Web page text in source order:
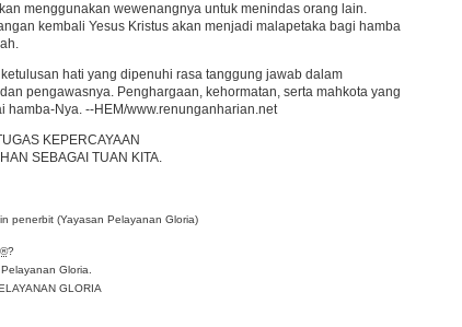
menggunakan wewenangnya untuk menindas orang lain.
kembali Yesus Kristus akan menjadi malapetaka bagi hamba
hati yang dipenuhi rasa tanggung jawab dalam
pengawasnya. Penghargaan, kehormatan, serta mahkota yang
Nya. --HEM/www.renunganharian.net
KEPERCAYAAN
SEBAGAI TUAN KITA.
penerbit (Yayasan Pelayanan Gloria)
®?
Gloria.
GLORIA